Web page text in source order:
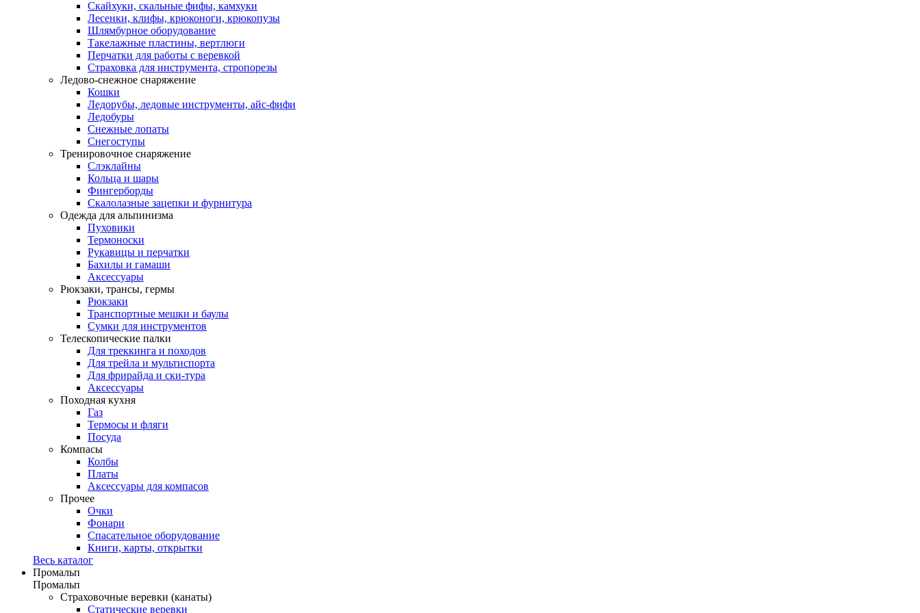
Скайхуки, скальные фифы, камхуки
Лесенки, клифы, крюконоги, крюкопузы
Шлямбурное оборудование
Такелажные пластины, вертлюги
Перчатки для работы с веревкой
Страховка для инструмента, стропорезы
Ледово-снежное снаряжение
Кошки
Ледорубы, ледовые инструменты, айс-фифи
Ледобуры
Снежные лопаты
Снегоступы
Тренировочное снаряжение
Слэклайны
Кольца и шары
Фингерборды
Скалолазные зацепки и фурнитура
Одежда для альпинизма
Пуховики
Термоноски
Рукавицы и перчатки
Бахилы и гамаши
Аксессуары
Рюкзаки, трансы, гермы
Рюкзаки
Транспортные мешки и баулы
Сумки для инструментов
Телескопические палки
Для треккинга и походов
Для трейла и мультиспорта
Для фрирайда и ски-тура
Аксессуары
Походная кухня
Газ
Термосы и фляги
Посуда
Компасы
Колбы
Платы
Аксессуары для компасов
Прочее
Очки
Фонари
Спасательное оборудование
Книги, карты, открытки
Весь каталог
Промальп
Промальп
Страховочные веревки (канаты)
Статические веревки